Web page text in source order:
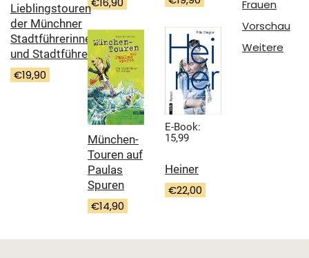
Lieblingstouren
der Münchner
Stadtführerinnen
und Stadtführer
€19,90
E-Book:
15,99
Heiner
€22,00
München-
Touren auf
Paulas
Spuren
€14,90
Frauen
Vorschau
Weitere